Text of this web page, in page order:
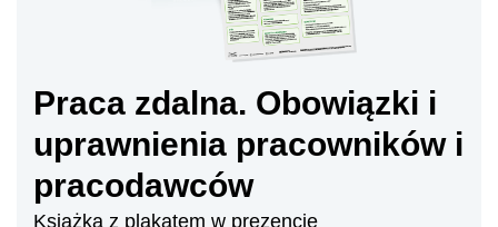
Praca zdalna. Obowiązki i
uprawnienia pracowników i
pracodawców
Książka z plakatem w prezencie